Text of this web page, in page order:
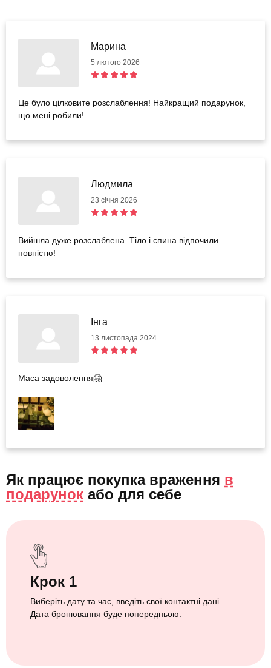
Марина
5 лютого 2026
Це було цілковите розслаблення! Найкращий подарунок,
що мені робили!
Людмила
23 січня 2026
Вийшла дуже розслаблена. Тіло і спина відпочили
повністю!
Інга
13 листопада 2024
Маса задоволення🤗
Як працює покупка враження в
подарунок або для себе
Крок 1
Виберіть дату та час, введіть свої контактні дані.
Дата бронювання буде попередньою.